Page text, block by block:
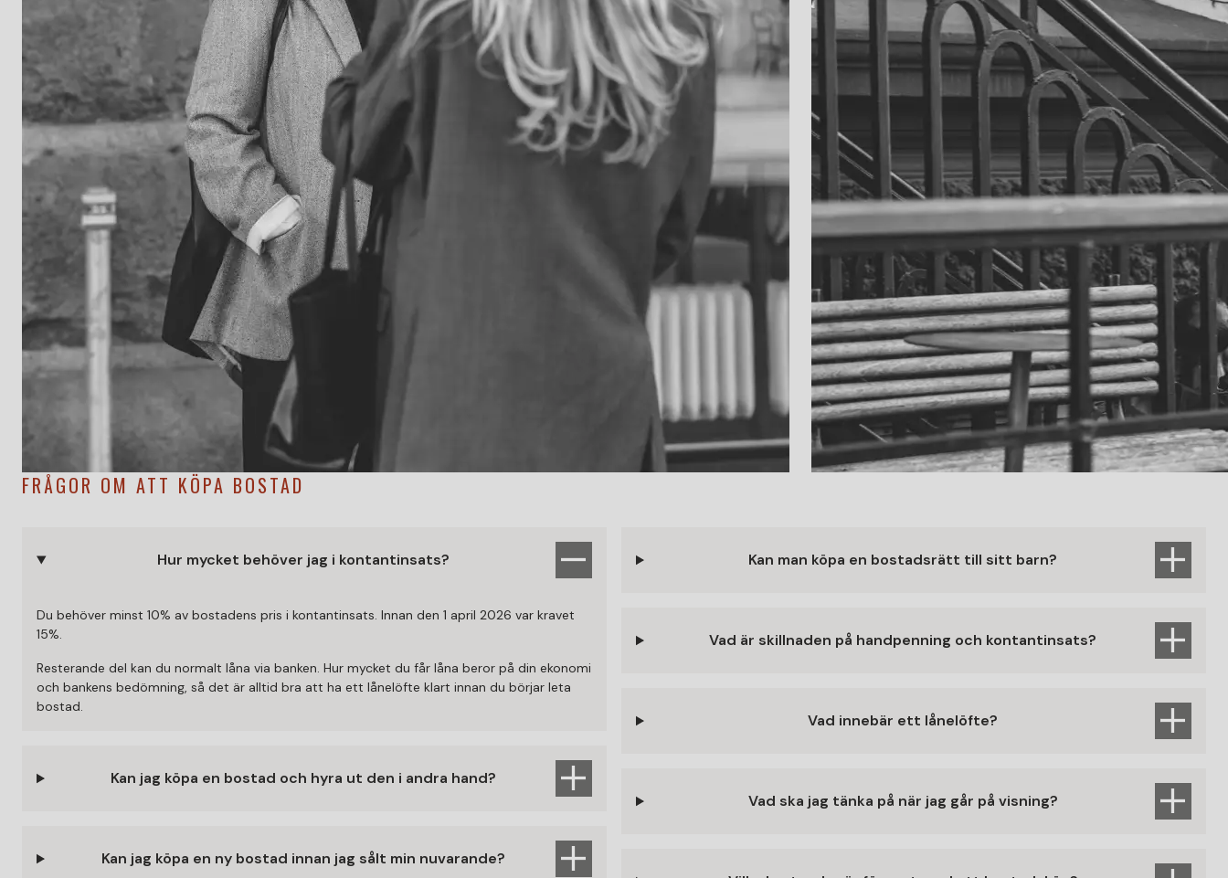
FRÅGOR OM ATT KÖPA BOSTAD
Hur mycket behöver jag i kontantinsats?
Du behöver minst 10% av bostadens pris i kontantinsats. Innan den 1 april 2026 var kravet
15%.
Resterande del kan du normalt låna via banken. Hur mycket du får låna beror på din ekonomi
och bankens bedömning, så det är alltid bra att ha ett lånelöfte klart innan du börjar leta
bostad.
Kan jag köpa en bostad och hyra ut den i andra hand?
Kan jag köpa en ny bostad innan jag sålt min nuvarande?
Kan man köpa en bostadsrätt till sitt barn?
Vad är skillnaden på handpenning och kontantinsats?
Vad innebär ett lånelöfte?
Vad ska jag tänka på när jag går på visning?